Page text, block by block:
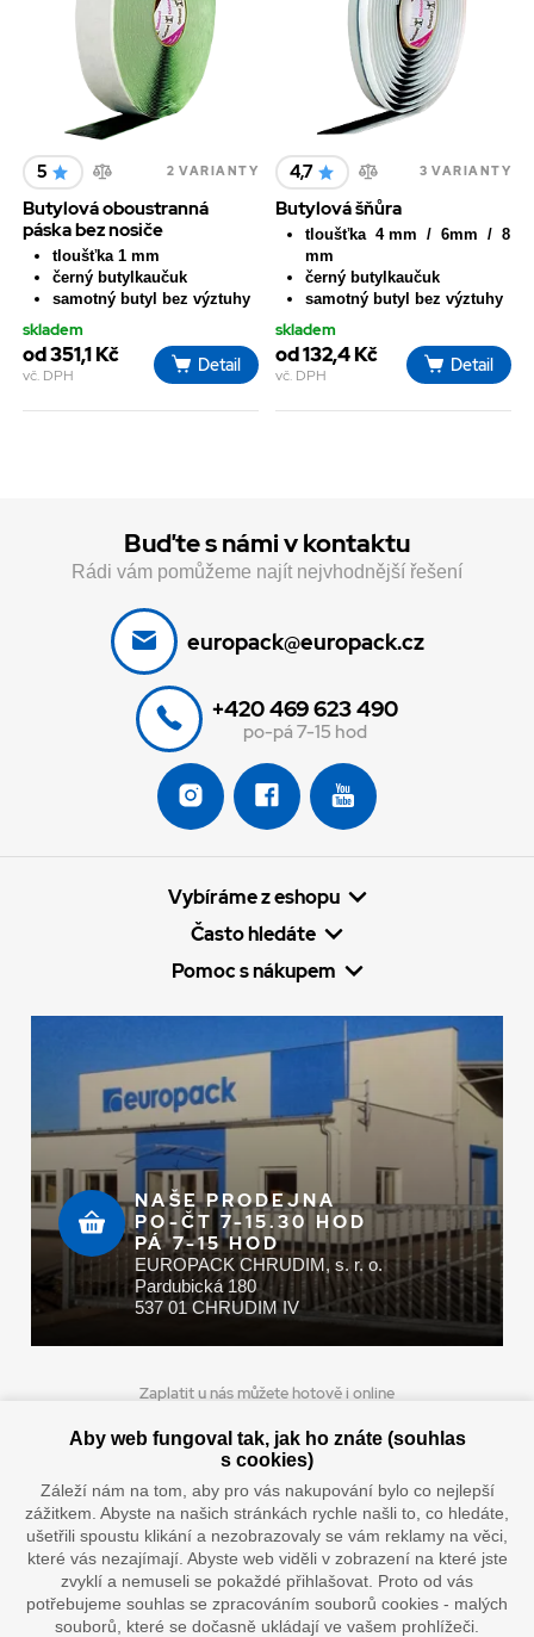
5 2 VARIANTY
Butylová oboustranná
páska bez nosiče
tloušťka 1 mm
černý butylkaučuk
samotný butyl bez výztuhy
skladem
od 351,1 Kč
vč. DPH
Detail
4,7 3 VARIANTY
Butylová šňůra
tloušťka 4 mm / 6mm / 8
mm
černý butylkaučuk
samotný butyl bez výztuhy
skladem
od 132,4 Kč
vč. DPH
Detail
Buďte s námi v kontaktu
Rádi vám pomůžeme najít nejvhodnější řešení
europack@europack.cz
+420 469 623 490
po-pá 7-15 hod
Vybíráme z eshopu
Často hledáte
Pomoc s nákupem
NAŠE PRODEJNA
PO-ČT 7-15.30 HOD
PÁ 7-15 HOD
EUROPACK CHRUDIM, s. r. o.
Pardubická 180
537 01 CHRUDIM IV
Zaplatit u nás můžete hotově i online
Doprava vaším oblíbeným dopravcem
Aby web fungoval tak, jak ho znáte (souhlas
s cookies)
Záleží nám na tom, aby pro vás nakupování bylo co nejlepší
zážitkem. Abyste na našich stránkách rychle našli to, co hledáte,
ušetřili spoustu klikání a nezobrazovaly se vám reklamy na věci,
které vás nezajímají. Abyste web viděli v zobrazení na které jste
zvyklí a nemuseli se pokaždé přihlašovat. Proto od vás
potřebujeme souhlas se zpracováním souborů cookies - malých
souborů, které se dočasně ukládají ve vašem prohlížeči.